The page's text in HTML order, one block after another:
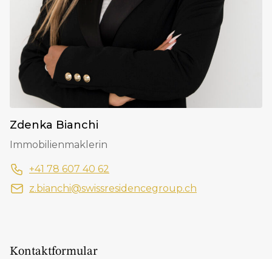
Zdenka Bianchi
Immobilienmaklerin
+41 78 607 40 62
z.bianchi@swissresidencegroup.ch
Kontaktformular